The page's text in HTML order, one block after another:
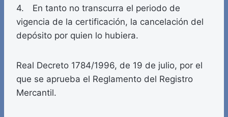
4. En tanto no transcurra el periodo de
vigencia de la certificación, la cancelación del
depósito por quien lo hubiera.
Real Decreto 1784/1996, de 19 de julio, por el
que se aprueba el Reglamento del Registro
Mercantil.